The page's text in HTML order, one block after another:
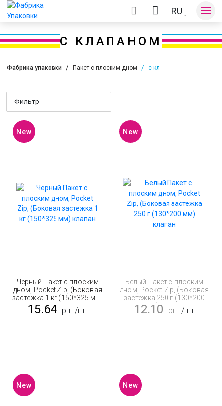
RU
Оплата и доставка
С КЛАПАНОМ
Фабрика упаковки Пакет с плоским дном с клапаном
Фильтр
New
Черный Пакет с плоским
дном, Pocket Zip, (Боковая
застежка 1 кг (150*325 мм)
клапан
15.64 грн. /шт
New
Белый Пакет с плоским
дном, Pocket Zip, (Боковая
застежка 250 г (130*200
мм) клапан
12.10 грн. /шт
New New